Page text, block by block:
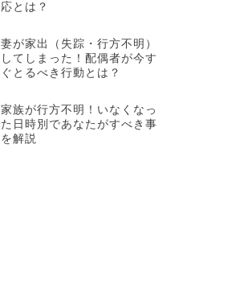
応とは？
妻が家出（失踪・行方不明）
してしまった！配偶者が今す
ぐとるべき行動とは？
家族が行方不明！いなくなっ
た日時別であなたがすべき事
を解説